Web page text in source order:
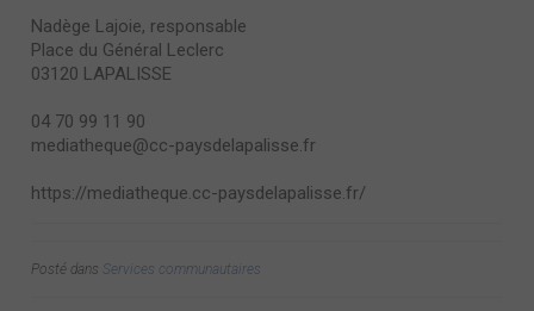
Nadège Lajoie, responsable
Place du Général Leclerc
03120 LAPALISSE
04 70 99 11 90
mediatheque@cc-paysdelapalisse.fr
https://mediatheque.cc-paysdelapalisse.fr/
Posté dans Services communautaires